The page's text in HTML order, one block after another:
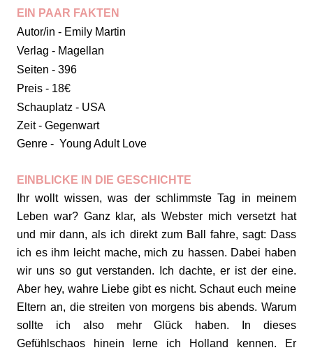
EIN PAAR FAKTEN
Autor/in - Emily Martin
Verlag - Magellan
Seiten - 396
Preis - 18€
Schauplatz - USA
Zeit - Gegenwart
Genre - Young Adult Love
EINBLICKE IN DIE GESCHICHTE
Ihr wollt wissen, was der schlimmste Tag in meinem
Leben war? Ganz klar, als Webster mich versetzt hat
und mir dann, als ich direkt zum Ball fahre, sagt: Dass
ich es ihm leicht mache, mich zu hassen. Dabei haben
wir uns so gut verstanden. Ich dachte, er ist der eine.
Aber hey, wahre Liebe gibt es nicht. Schaut euch meine
Eltern an, die streiten von morgens bis abends. Warum
sollte ich also mehr Glück haben. In dieses
Gefühlschaos hinein lerne ich Holland kennen. Er